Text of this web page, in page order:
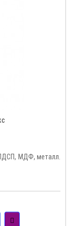
МДФ, металл.